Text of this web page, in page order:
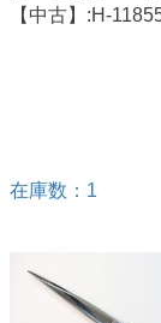
【中古】:H-
在庫数：1